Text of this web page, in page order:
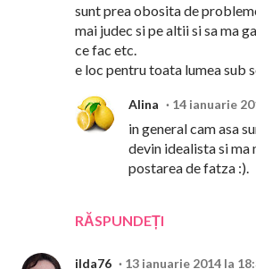
sunt prea obosita de
mai judec si pe altii si sa ma
ce fac etc.
e loc pentru toata lumea sub
RĂSPUNDEȚI
Alina 14 ianuarie
in general cam asa
devin idealista si ma
postarea de fatza :).
ilda76 13 ianuarie 2014 la